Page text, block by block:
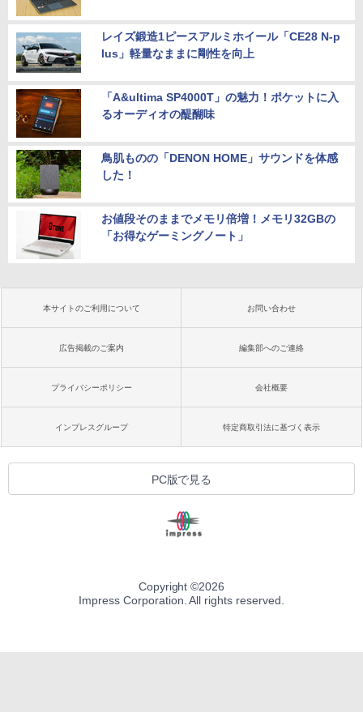
レイズ鍛造1ピースアルミホイール「CE28 N-p
lus」軽量なままに剛性を向上
「A&ultima SP4000T」の魅力！ポケットに入
るオーディオの醍醐味
鳥肌ものの「DENON HOME」サウンドを体感
した！
お値段そのままでメモリ倍増！メモリ32GBの
「お得なゲーミングノート」
本サイトのご利用について お問い合わせ
広告掲載のご案内 編集部へのご連絡
プライバシーポリシー 会社概要
インプレスグループ 特定商取引法に基づく表示
PC版で見る
Copyright ©2026
Impress Corporation. All rights reserved.